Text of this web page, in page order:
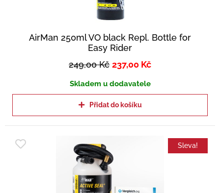
AirMan 250ml VO black Repl. Bottle for
Easy Rider
249,00Kč 237,00 Kč
Skladem u dodavatele
Přidat do košíku
Sleva!